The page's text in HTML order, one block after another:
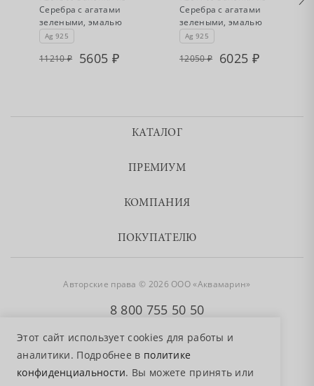
Этот сайт использует cookies для работы и
аналитики. Подробнее в политике
конфиденциальности. Вы можете принять или
Серебра с агатами
зелеными, эмалью
Ag 925
11210 5605
Серебра с агатами
зелеными, эмалью
Ag 925
12050 6025
КАТАЛОГ
ПРЕМИУМ
КОМПАНИЯ
ПОКУПАТЕЛЮ
Авторские права © 2026 ООО «Аквамарин»
8 800 755 50 50